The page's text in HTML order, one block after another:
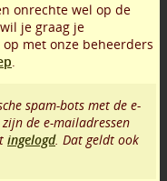
onrechte wel op de
je graag je
met onze beheerders
.
spam-bots met de e-
de e-mailadressen
ingelogd. Dat geldt ook